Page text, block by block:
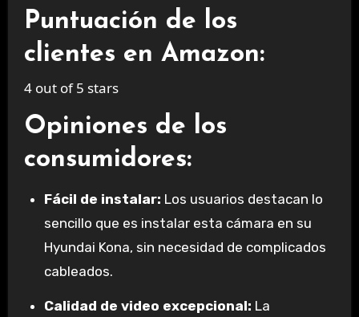
Puntuación de los
clientes en Amazon:
4 out of 5 stars
Opiniones de los
consumidores:
Fácil de instalar: Los usuarios destacan lo
sencillo que es instalar esta cámara en su
Hyundai Kona, sin necesidad de complicados
cableados.
Calidad de video excepcional: La